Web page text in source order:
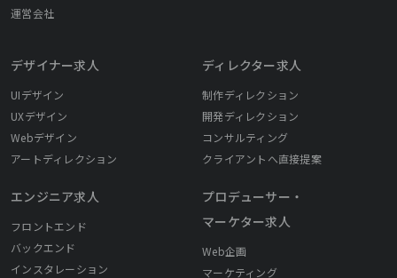
運営会社
デザイナー求人
UIデザイン
UXデザイン
Webデザイン
アートディレクション
エンジニア求人
フロントエンド
バックエンド
インスタレーション
ディレクター求人
制作ディレクション
開発ディレクション
コンサルティング
クライアントへ直接提案
プロデューサー・
マーケター求人
Web企画
マーケティング